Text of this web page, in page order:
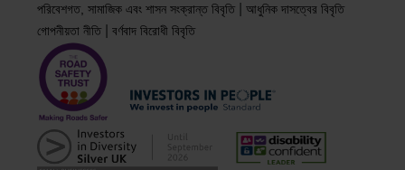
পরিবেশগত, সামাজিক এবং শাসন সংক্রান্ত বিবৃতি |আধুনিক দাসত্বের বিবৃতি
গোপনীয়তা নীতি |বর্ণবাদ বিরোধী বিবৃতি